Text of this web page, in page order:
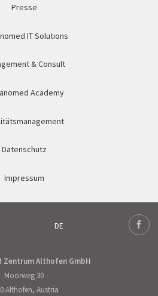
Presse
IT Solutions
& Consult
Academy
Datenschutz
Impressum
DE
Deutsch
Zentrum Althofen GmbH
Moorweg 30
Althofen, Austria